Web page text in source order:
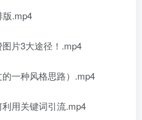
版.mp4
片3大途径！.mp4
一种风格思路）.mp4
用关键词引流.mp4